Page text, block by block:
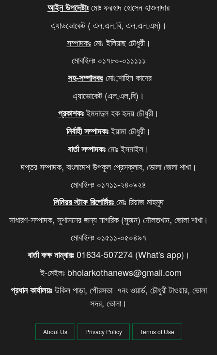
আবারও বাড়ল এলপি গ্যাসের দাম
দিল্লিতে থাকা আপনার বোনকে বাংলাদেশে ফেরত পাঠান,
মোদিকে ওয়াইসির কড়া হুঁশিয়ারি
আইন উপদেষ্টাঃমোঃ ফরহাদ হোসেন হাওলাদার
এ্যাডভোকেট ( এল.এল.বি, এল.এল.এম)।
সম্পাদকঃ মোঃ ইলিয়াছ চৌধুরী।
মোবাইলঃ ০১৭৮০-০১১১১১
সহ-সম্পাদকঃমোঃ;শাহিন কাদের
এ্যাভোকেট (এল,এল,বি)।
প্রকাশকঃইমদাদুল হক হৃদয় চৌধুরী।
নির্বাহী সম্পাদকঃইয়ামা চৌধুরী।
বার্তা সম্পাদকঃমোঃ ইসমাইল।
দপ্তর সম্পাদক, বাংলাদেশ উপকূল প্রেসক্লাব, ভোলা জেলা শাখা।
মোবাইলঃ ০১৭১১-২৪০৯২৪
সিনিয়র স্টাফ রিপোর্টারঃমোঃ রিয়াজ মাহমুদ
সাধারণ-সম্পাদক, সুশাসনের জন্য নাগরিক (সুজন) দৌলতখান, ভোলা শাখা।
মোবাইলঃ ০১৫১১-০৫০৪৯৭
বার্তা কক্ষ নাম্বারঃ01634-507274 (What's app)।
ই-মেইলঃ bholarkothanews@gmail.com
প্রধান কার্যালয়ঃউকিল পাড়া, পৌরসভা ৭নং ওয়ার্ড, চৌধুরী টাওয়ার, ভোলা
সদর, ভোলা।
About Us Privacy Policy Terms of Use